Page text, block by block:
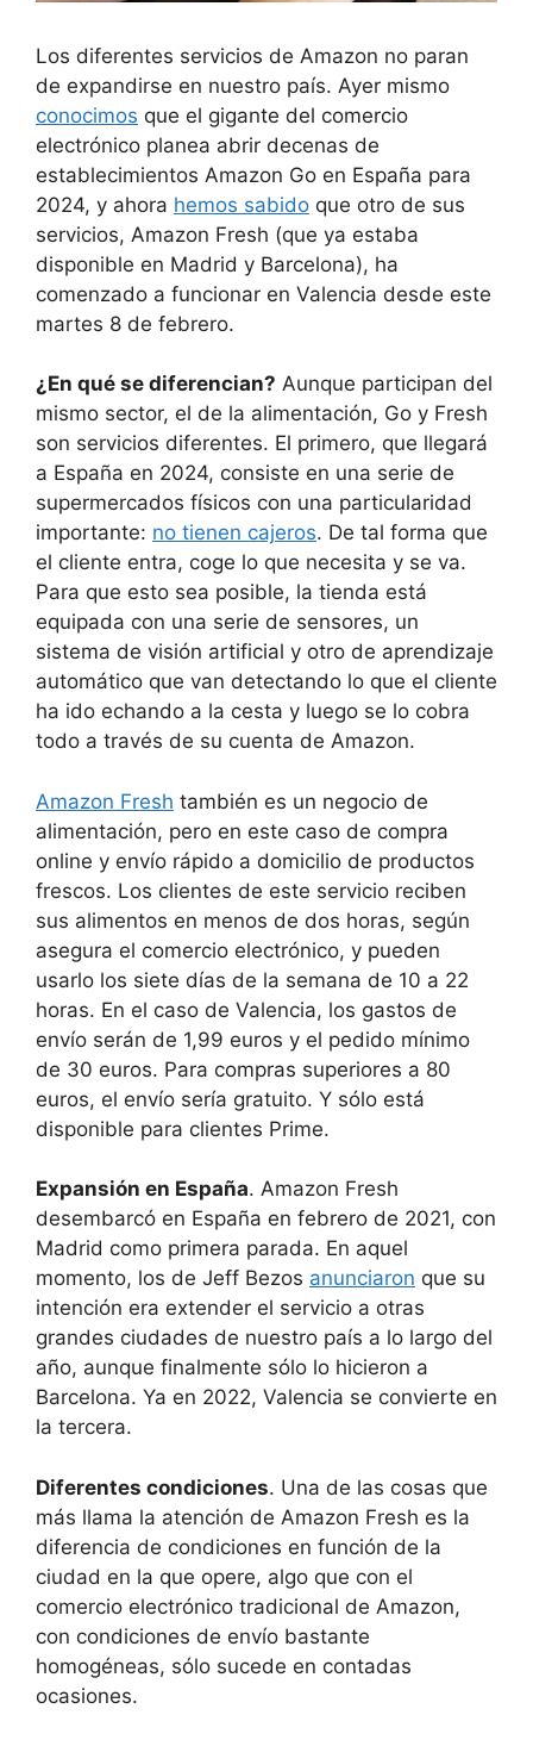
Los diferentes servicios de Amazon no paran
de expandirse en nuestro país. Ayer mismo
conocimos que el gigante del comercio
electrónico planea abrir decenas de
establecimientos Amazon Go en España para
2024, y ahora hemos sabido que otro de sus
servicios, Amazon Fresh (que ya estaba
disponible en Madrid y Barcelona), ha
comenzado a funcionar en Valencia desde este
martes 8 de febrero.
¿En qué se diferencian? Aunque participan del
mismo sector, el de la alimentación, Go y Fresh
son servicios diferentes. El primero, que llegará
a España en 2024, consiste en una serie de
supermercados físicos con una particularidad
importante: no tienen cajeros. De tal forma que
el cliente entra, coge lo que necesita y se va.
Para que esto sea posible, la tienda está
equipada con una serie de sensores, un
sistema de visión artificial y otro de aprendizaje
automático que van detectando lo que el cliente
ha ido echando a la cesta y luego se lo cobra
todo a través de su cuenta de Amazon.
Amazon Fresh también es un negocio de
alimentación, pero en este caso de compra
online y envío rápido a domicilio de productos
frescos. Los clientes de este servicio reciben
sus alimentos en menos de dos horas, según
asegura el comercio electrónico, y pueden
usarlo los siete días de la semana de 10 a 22
horas. En el caso de Valencia, los gastos de
envío serán de 1,99 euros y el pedido mínimo
de 30 euros. Para compras superiores a 80
euros, el envío sería gratuito. Y sólo está
disponible para clientes Prime.
Expansión en España. Amazon Fresh
desembarcó en España en febrero de 2021, con
Madrid como primera parada. En aquel
momento, los de Jeff Bezos anunciaron que su
intención era extender el servicio a otras
grandes ciudades de nuestro país a lo largo del
año, aunque finalmente sólo lo hicieron a
Barcelona. Ya en 2022, Valencia se convierte en
la tercera.
Diferentes condiciones. Una de las cosas que
más llama la atención de Amazon Fresh es la
diferencia de condiciones en función de la
ciudad en la que opere, algo que con el
comercio electrónico tradicional de Amazon,
con condiciones de envío bastante
homogéneas, sólo sucede en contadas
ocasiones.